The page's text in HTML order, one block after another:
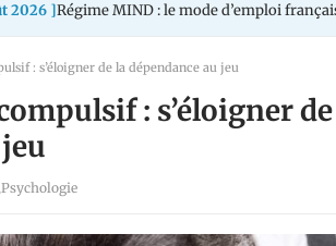
2026 ]Régime MIND : le mode d’emploi
: s’éloigner de la dépendance au jeu
: s’éloigner
,Psychologie